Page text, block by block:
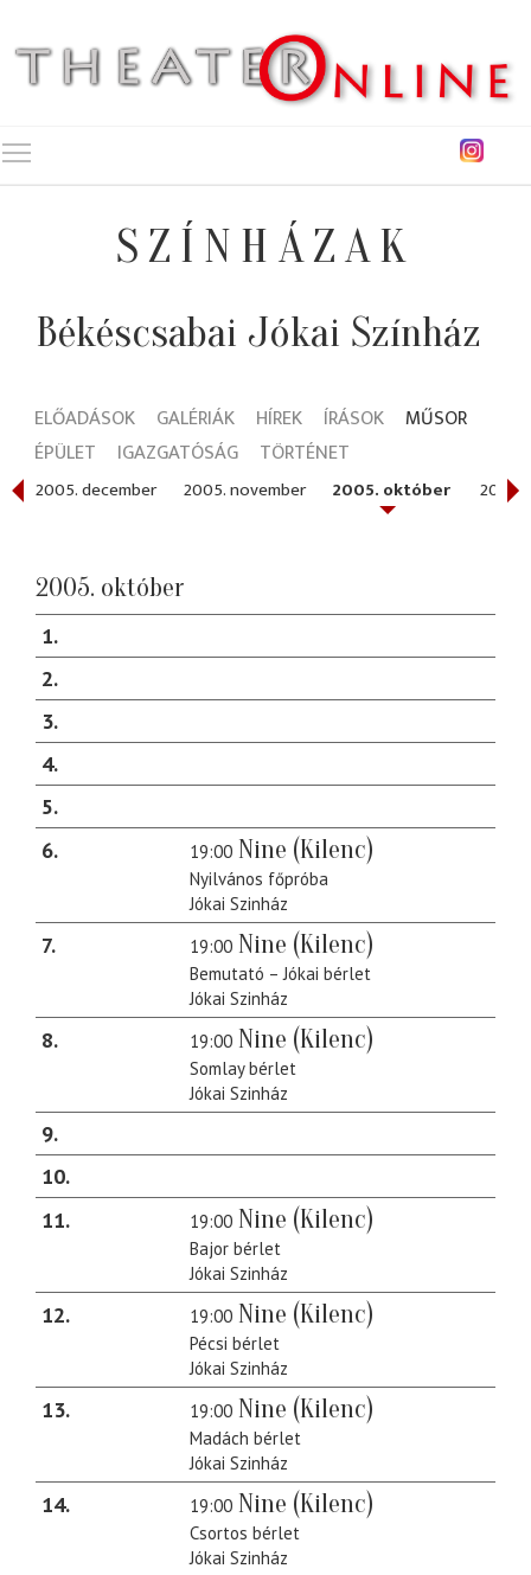
SZÍNHÁZAK
Békéscsabai Jókai Színház
ELŐADÁSOK GALÉRIÁK HÍREK ÍRÁSOK
MŰSOR
ÉPÜLET
IGAZGATÓSÁG TÖRTÉNET
2005. december 2005. november 2005. október 2005.
2005. október
1
2
3
4
5
6
19:00 Nine (Kilenc)
Nyilvános főpróba
Jókai Szinház
7 19:00 Nine (Kilenc)
Bemutató – Jókai bérlet
Jókai Szinház
8 19:00 Nine (Kilenc)
Somlay bérlet
Jókai Szinház
9
10
11
19:00 Nine (Kilenc)
Bajor bérlet
Jókai Szinház
12 19:00 Nine (Kilenc)
Pécsi bérlet
Jókai Szinház
13 19:00 Nine (Kilenc)
Madách bérlet
Jókai Szinház
14 19:00 Nine (Kilenc)
Csortos bérlet
Jókai Szinház